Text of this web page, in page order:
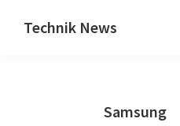
Inhalt
Seitenspalte
Technik News
Samsung